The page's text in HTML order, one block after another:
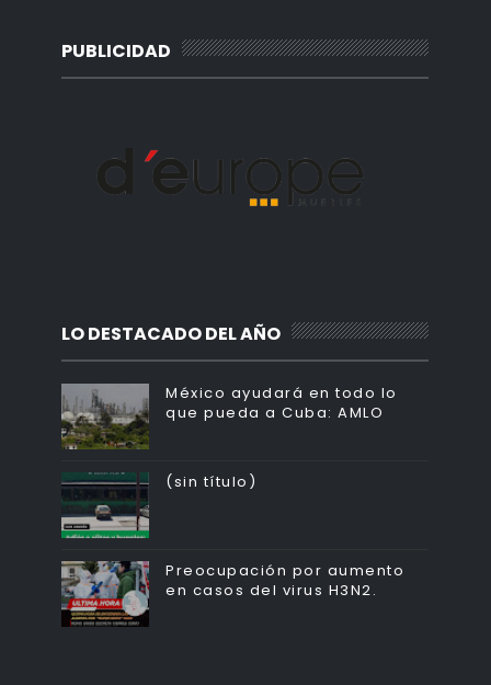
PUBLICIDAD
LO DESTACADO DEL AÑO
México ayudará en todo lo
que pueda a Cuba: AMLO
(sin título)
Preocupación por aumento
en casos del virus H3N2.